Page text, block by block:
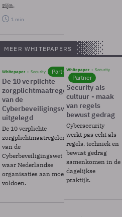
zijn.
1 min
MEER WHITEPAPERS
Whitepaper Security Partner
De 10 verplichte
zorgplichtmaatregelen
van de
Cyberbeveiligingswet
uitgelegd
De 10 verplichte
zorgplichtmaatregelen
van de
Cyberbeveiligingswet
waar Nederlandse
organisaties aan moeten
voldoen.
Whitepaper Security
Partner
Security als
cultuur - maak
van regels
bewust gedrag
Cybersecurity
werkt pas echt als
regels, techniek en
bewust gedrag
samenkomen in de
dagelijkse
praktijk.